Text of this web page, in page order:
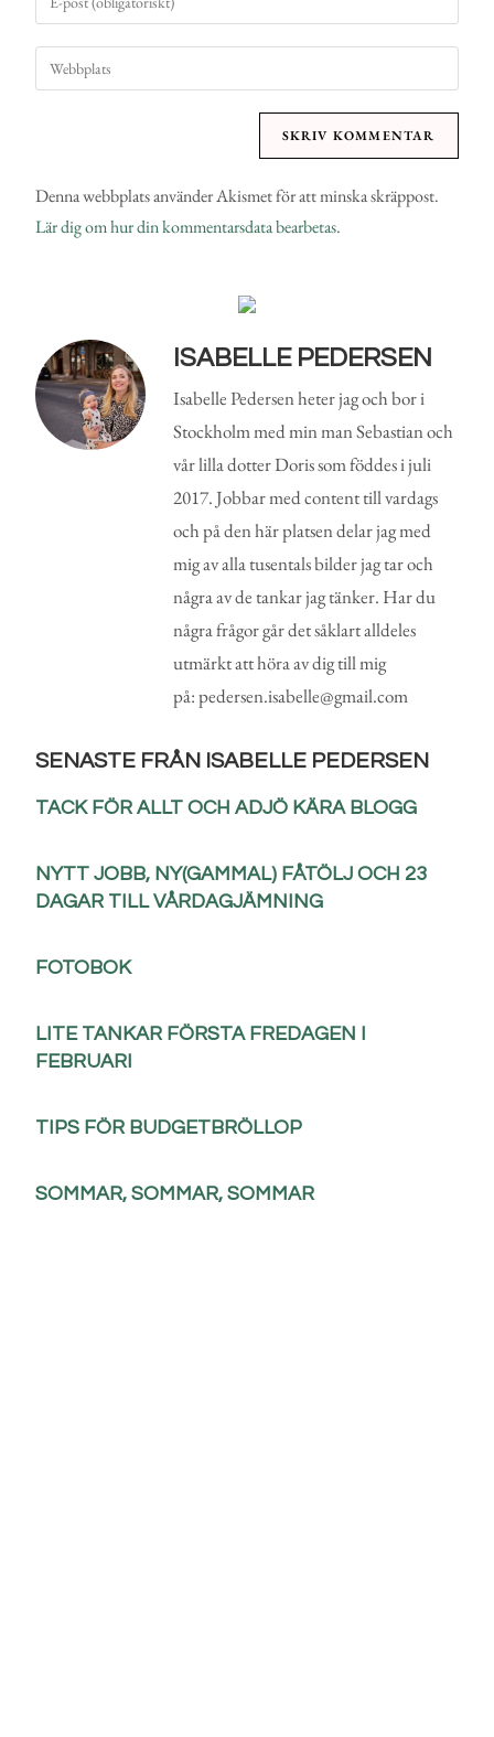
Denna webbplats använder Akismet för att minska skräppost.
Lär dig om hur din kommentarsdata bearbetas.
ISABELLE PEDERSEN
Isabelle Pedersen heter jag och bor i
Stockholm med min man Sebastian och
vår lilla dotter Doris som föddes i juli
2017. Jobbar med content till vardags
och på den här platsen delar jag med
mig av alla tusentals bilder jag tar och
några av de tankar jag tänker. Har du
några frågor går det såklart alldeles
utmärkt att höra av dig till mig
på: pedersen.isabelle@gmail.com
SENASTE FRÅN ISABELLE PEDERSEN
TACK FÖR ALLT OCH ADJÖ KÄRA BLOGG
NYTT JOBB, NY(GAMMAL) FÅTÖLJ OCH 23
DAGAR TILL VÅRDAGJÄMNING
FOTOBOK
LITE TANKAR FÖRSTA FREDAGEN I
FEBRUARI
TIPS FÖR BUDGETBRÖLLOP
SOMMAR, SOMMAR, SOMMAR